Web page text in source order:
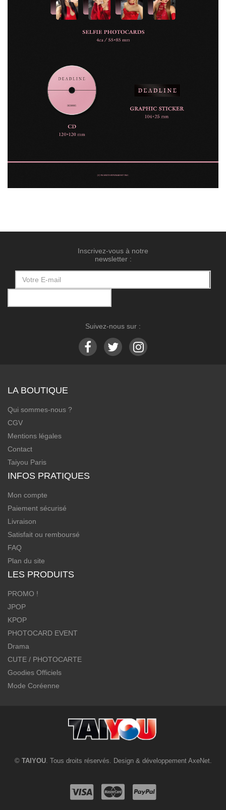
Inscrivez-vous à notre
newsletter :
Suivez-nous sur :
LA BOUTIQUE
Qui sommes-nous ?
CGV
Mentions légales
Contact
Taiyou Paris
INFOS PRATIQUES
Mon compte
Paiement sécurisé
Livraison
Satisfait ou remboursé
FAQ
Plan du site
LES PRODUITS
PROMO !
JPOP
KPOP
PHOTOCARD EVENT
Drama
CUTE / PHOTOCARTE
Goodies Officiels
Mode Coréenne
© TAIYOU. Tous droits réservés. Design & développement AxeNet.